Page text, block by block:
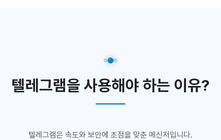
텔레그램을 사용해야 하는 이유?
텔레그램은 속도와 보안에 초점을 맞춘 메신저입니다.